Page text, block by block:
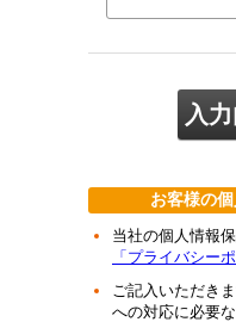
お客様の
当社の個人情報
「プライバシー
ご記入いただき
への対応に必要